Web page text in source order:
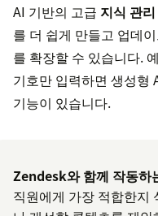
AI 기반의 고급 지식 관
를 더 쉽게 만들고 업데
를 확장할 수 있습니다.
기호만 입력하면 생성형
기능이 있습니다.
Zendesk와 함께 작동하
직원에게 가장 적합한지